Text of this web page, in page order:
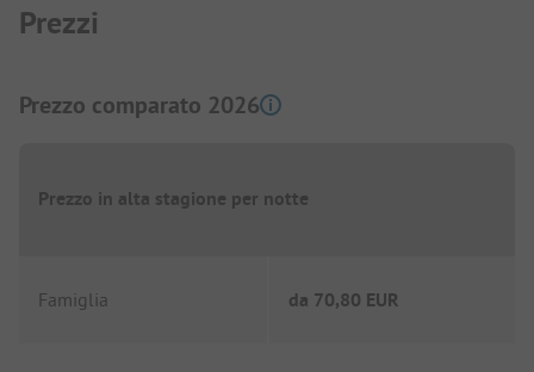
Prezzi
Prezzo comparato 2026
Prezzo in alta stagione per notte
Famiglia da 70,80 EUR